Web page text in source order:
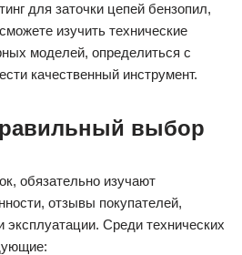
для заточки цепей бензопил,
изучить технические
моделей, определиться с
качественный инструмент.
выбор
обязательно изучают
отзывы покупателей,
эксплуатации. Среди технических